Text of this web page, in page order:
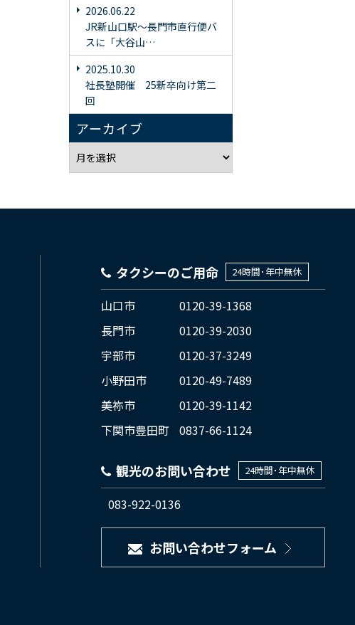
2026.06.22
JR新山口駅〜長門市直行便バ
スに「大谷山…
2025.10.30
社長塾開催 25新卒向け第二
回
アーカイブ
タクシーのご用命 24時間･年中無休
山口市
0120-39-1368
長門市
0120-39-2030
宇部市
0120-37-3249
小野田市
0120-49-7489
美祢市
0120-39-1142
下関市豊田町 0837-66-1124
観光のお問い合わせ 24時間･年中無休
083-922-0136
お問い合わせフォーム